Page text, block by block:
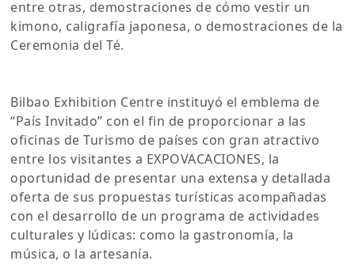
entre otras, demostraciones de cómo vestir un
kimono, caligrafía japonesa, o demostraciones de la
Ceremonia del Té.
Bilbao Exhibition Centre instituyó el emblema de
“País Invitado” con el fin de proporcionar a las
oficinas de Turismo de países con gran atractivo
entre los visitantes a EXPOVACACIONES, la
oportunidad de presentar una extensa y detallada
oferta de sus propuestas turísticas acompañadas
con el desarrollo de un programa de actividades
culturales y lúdicas: como la gastronomía, la
música, o la artesanía.